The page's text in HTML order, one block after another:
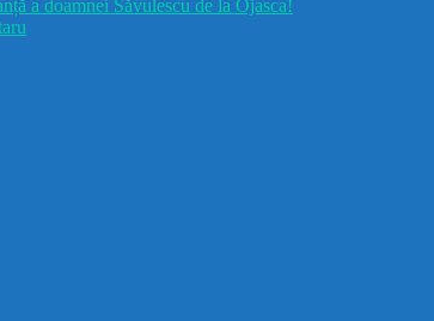
a doamnei Săvulescu de la Ojasca!